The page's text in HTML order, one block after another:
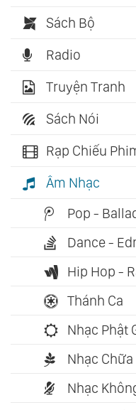
Sách Bộ
Radio
Truyện Tranh
Sách Nói
Rạp Chiếu
Âm Nhạc
Pop -
Dance -
Hip Hop -
Thánh Ca
Nhạc Phật
Nhạc
Nhạc